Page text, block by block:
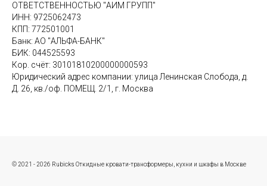
ОТВЕТСТВЕННОСТЬЮ "АИМ ГРУПП"
ИНН: 9725062473
КПП: 772501001
Банк: АО "АЛЬФА-БАНК"
БИК: 044525593
Кор. счёт: 30101810200000000593
Юридический адрес компании: улица Ленинская Слобода, д.
Д. 26, кв./оф. ПОМЕЩ. 2/1, г. Москва
© 2021 - 2026 Rubicks Откидные кровати-трансформеры, кухни и шкафы в Москве